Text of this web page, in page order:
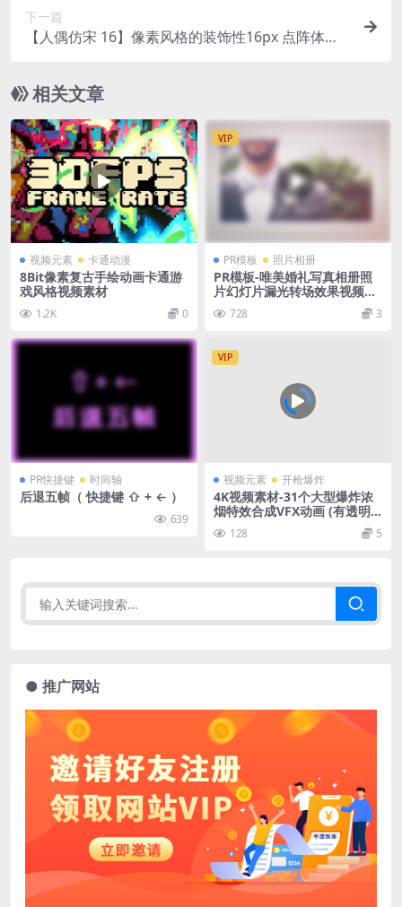
下一篇
【人偶仿宋 16】像素风格的装饰性16px 点阵体手
相关文章
视频元素 卡通动漫
8Bit像素复古手绘动画卡通游
戏风格视频素材
1.2K 0
VIP
PR模板 照片相册
PR模板-唯美婚礼写真相册照
片幻灯片漏光转场效果视频模
板 728 3
PR快捷键 时间轴
后退五帧（ 快捷键 ⇧ + ← ）
639
VIP
视频元素 开枪爆炸
4K视频素材-31个大型爆炸浓
烟特效合成VFX动画 (有透明
通道)
128 5
● 推广网站